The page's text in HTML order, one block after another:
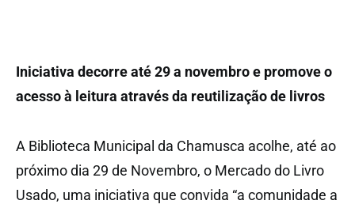
Iniciativa decorre até 29 a novembro e promove o
acesso à leitura através da reutilização de livros
A Biblioteca Municipal da Chamusca acolhe, até ao
próximo dia 29 de Novembro, o Mercado do Livro
Usado, uma iniciativa que convida “a comunidade a